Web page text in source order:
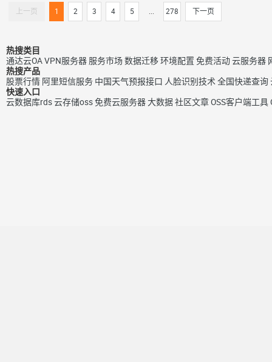
上一页 1 2 3 4 5 ... 278 下一页
热搜类目
通达云OAVPN服务器 服务市场数据迁移环境配置 免费活动云服务器
热搜产品
股票行情 阿里短信服务 中国天气预报接口 人脸识别技术 全国快递查询
快速入口
云数据库rds云存储oss免费云服务器大数据社区文章OSS客户端工具